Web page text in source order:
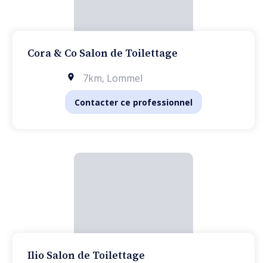
Cora & Co Salon de Toilettage
7km, Lommel
Contacter ce professionnel
Ilio Salon de Toilettage